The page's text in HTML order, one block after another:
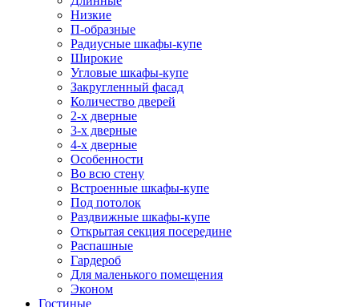
Низкие
П-образные
Радиусные шкафы-купе
Широкие
Угловые шкафы-купе
Закругленный фасад
Количество дверей
2-х дверные
3-х дверные
4-х дверные
Особенности
Во всю стену
Встроенные шкафы-купе
Под потолок
Раздвижные шкафы-купе
Открытая секция посередине
Распашные
Гардероб
Для маленького помещения
Эконом
Гостиные